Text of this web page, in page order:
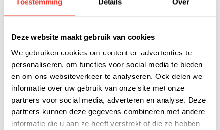
Toestemming Details Over
Deze website maakt gebruik van cookies
We gebruiken cookies om content en advertenties te
personaliseren, om functies voor social media te bieden
en om ons websiteverkeer te analyseren. Ook delen we
informatie over uw gebruik van onze site met onze
partners voor social media, adverteren en analyse. Deze
partners kunnen deze gegevens combineren met andere
informatie die u aan ze heeft verstrekt of die ze hebben
BDG Beveiliging is hét beveiligingsbedrijf van Apeldoorn.
verscheidenheid aan beveiligingsopties. Of u nu met spoed
op zoek bent naar een permanente objectbeveiliger, of
tijdelijke beveiliging door middel van een camera- of
alarmsysteem, wij hebben het in huis. Wij bieden onder
andere:
Mobiele surveillance